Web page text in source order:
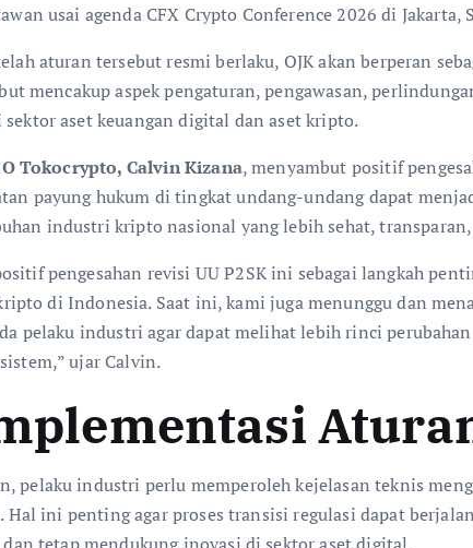
usai agenda CFX Crypto Conference 2026 di Jakarta,
aturan tersebut resmi berlaku, OJK akan berperan
mencakup aspek pengaturan, pengawasan,
sektor aset keuangan digital dan aset kripto.
Tokocrypto, Calvin Kizana, menyambut positif
payung hukum di tingkat undang-undang dapat
industri kripto nasional yang lebih sehat,
pengesahan revisi UU P2SK ini sebagai langkah
di Indonesia. Saat ini, kami juga menunggu dan
pelaku industri agar dapat melihat lebih rinci perubahan
ujar Calvin.
pelaku industri perlu memperoleh kejelasan teknis
Hal ini penting agar proses transisi regulasi dapat